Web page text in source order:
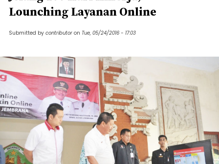
Lounching Layanan Online
Submitted by contributor on Tue, 05/24/2016 - 17:03